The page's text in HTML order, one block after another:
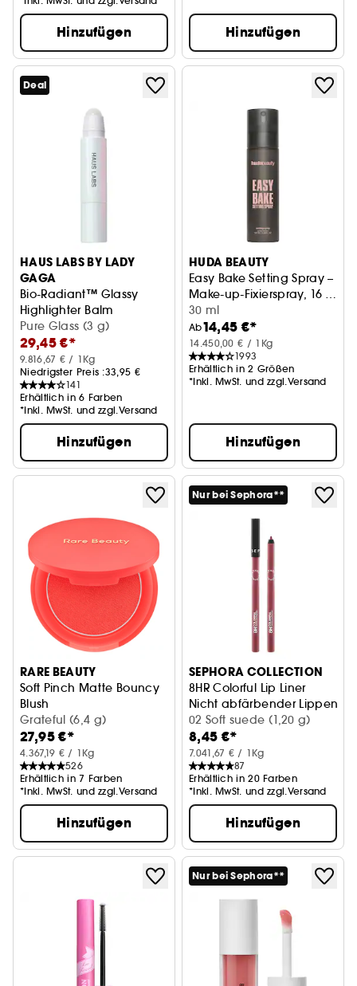
Hinzufügen Hinzufügen
Deal
HAUS LABS BY LADY
GAGA
Bio-Radiant™ Glassy
Highlighter Balm
Gesichtsbalsam
Pure Glass (3 g)
29,45 €*
9.816,67 € / 1Kg
Niedrigster Preis :33,95 €
141
Erhältlich in 6 Farben
*Inkl. MwSt. und zzgl.Versand
Hinzufügen
HUDA BEAUTY
Easy Bake Setting Spray –
Make-up-Fixierspray, 16 h
Halt
30 ml
Ab14,45 €*
14.450,00 € / 1Kg
1993
Erhältlich in 2 Größen
*Inkl. MwSt. und zzgl.Versand
Hinzufügen
RARE BEAUTY
Soft Pinch Matte Bouncy
Blush
Matter Creme-Puder-Blush
Grateful (6,4 g)
27,95 €*
4.367,19 € / 1Kg
526
Erhältlich in 7 Farben
*Inkl. MwSt. und zzgl.Versand
Hinzufügen
Nur bei Sephora**
SEPHORA COLLECTION
8HR Colorful Lip Liner
Nicht abfärbender
02 Soft suede (1,20 g)
8,45 €*
7.041,67 € / 1Kg
87
Erhältlich in 20 Farben
*Inkl. MwSt. und zzgl.Versand
Hinzufügen
Nur bei Sephora**